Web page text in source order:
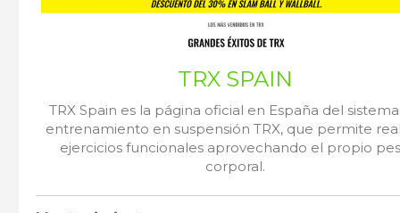
TRX SPAIN
TRX Spain es la página oficial en España del
entrenamiento en suspensión TRX, que permite
ejercicios funcionales aprovechando el propio
corporal.